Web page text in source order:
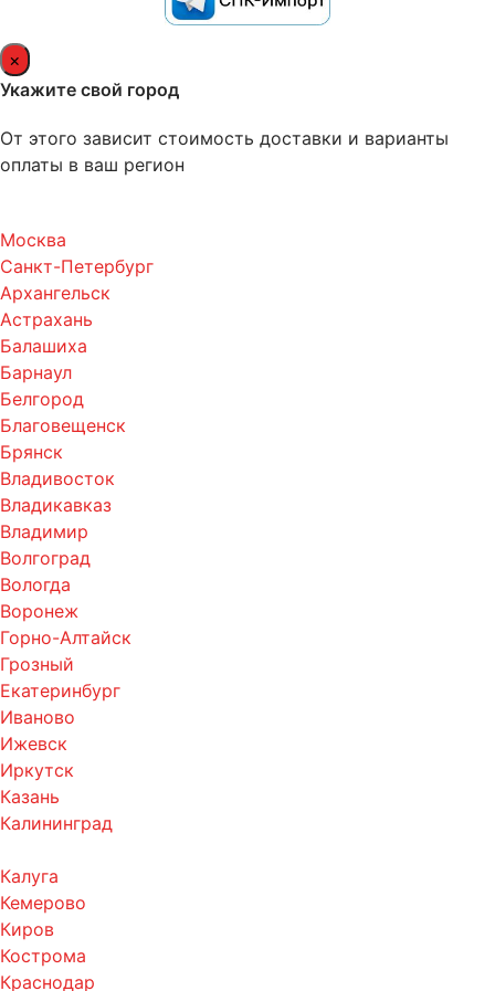
×
Укажите свой город
От этого зависит стоимость доставки и варианты
оплаты в ваш регион
Москва
Санкт-Петербург
Архангельск
Астрахань
Балашиха
Барнаул
Белгород
Благовещенск
Брянск
Владивосток
Владикавказ
Владимир
Волгоград
Вологда
Воронеж
Горно-Алтайск
Грозный
Екатеринбург
Иваново
Ижевск
Иркутск
Казань
Калининград
Калуга
Кемерово
Киров
Кострома
Краснодар